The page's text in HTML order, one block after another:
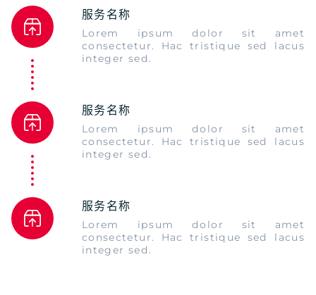
服务名称
Lorem ipsum dolor sit amet
consectetur. Hac tristique sed lacus
integer sed.
服务名称
Lorem ipsum dolor sit amet
consectetur. Hac tristique sed lacus
integer sed.
服务名称
Lorem ipsum dolor sit amet
consectetur. Hac tristique sed lacus
integer sed.